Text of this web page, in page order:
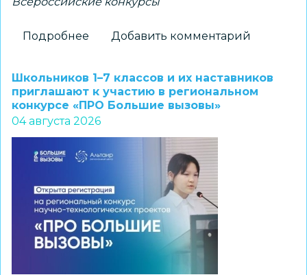
Подробнее
школьники
–
победители
всероссийского
«Большая
Добавить комментарий
Школьников 1–7 классов и их наставников
приглашают к участию в региональном
конкурсе «ПРО Большие вызовы»
04 августа 2026